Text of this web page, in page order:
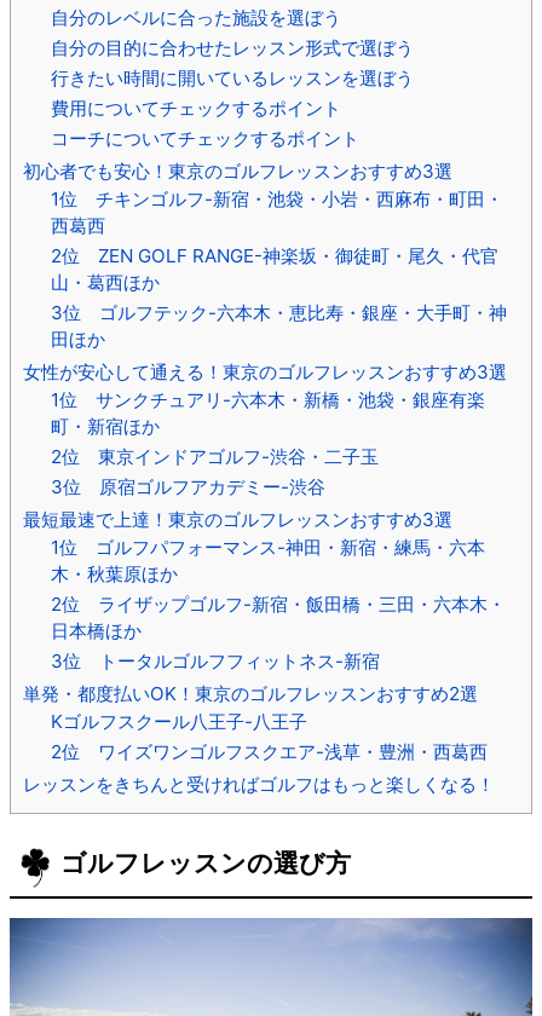
自分のレベルに合った施設を選ぼう
自分の目的に合わせたレッスン形式で選ぼう
行きたい時間に開いているレッスンを選ぼう
費用についてチェックするポイント
コーチについてチェックするポイント
初心者でも安心！東京のゴルフレッスンおすすめ3選
1位 チキンゴルフ-新宿・池袋・小岩・西麻布・町田・
西葛西
2位 ZEN GOLF RANGE-神楽坂・御徒町・尾久・代官
山・葛西ほか
3位 ゴルフテック-六本木・恵比寿・銀座・大手町・神
田ほか
女性が安心して通える！東京のゴルフレッスンおすすめ3選
1位 サンクチュアリ-六本木・新橋・池袋・銀座有楽
町・新宿ほか
2位 東京インドアゴルフ-渋谷・二子玉
3位 原宿ゴルフアカデミー-渋谷
最短最速で上達！東京のゴルフレッスンおすすめ3選
1位 ゴルフパフォーマンス-神田・新宿・練馬・六本
木・秋葉原ほか
2位 ライザップゴルフ-新宿・飯田橋・三田・六本木・
日本橋ほか
3位 トータルゴルフフィットネス-新宿
単発・都度払いOK！東京のゴルフレッスンおすすめ2選
Kゴルフスクール八王子-八王子
2位 ワイズワンゴルフスクエア-浅草・豊洲・西葛西
レッスンをきちんと受ければゴルフはもっと楽しくなる！
ゴルフレッスンの選び方